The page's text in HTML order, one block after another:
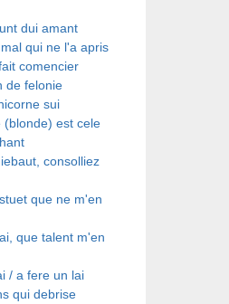
dui amant
qui ne l'a apris
comencier
de felonie
sui
(blonde) est cele
consolliez
que ne m'en
que talent m'en
/ a fere un lai
qui debrise